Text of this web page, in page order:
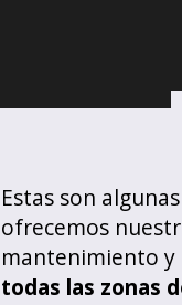
Estas son
ofrecemos
mantenimiento
todas las zonas